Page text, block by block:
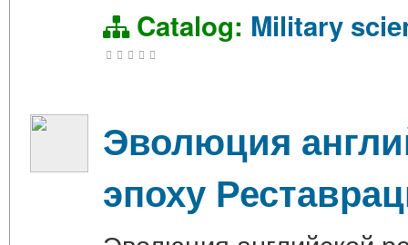
Catalog: Military
Эволюция
эпоху